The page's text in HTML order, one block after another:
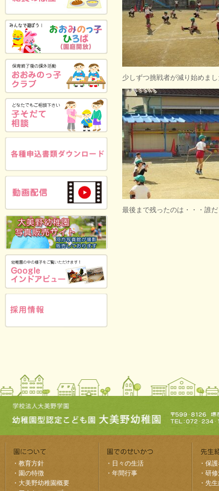
少しずつ挑戦者が減り始めま
最後まで残ったのは・・・誰
・ 教育方針
・ 園の特徴
・ 大美野幼稚園概要
・ 日々の生活
・ 年間行事
・ 保
・ 研
・ 先